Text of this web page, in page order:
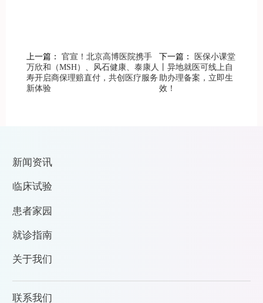
上一篇：
官宣！北京高博医院携手
万欣和（MSH）、风石健康、泰康人
寿开启商保理赔直付，共创医疗服务
新体验
下一篇：
医保小课堂
丨异地就医可线上自
助办理备案，立即生
效！
新闻资讯
临床试验
患者家园
就诊指南
关于我们
联系我们